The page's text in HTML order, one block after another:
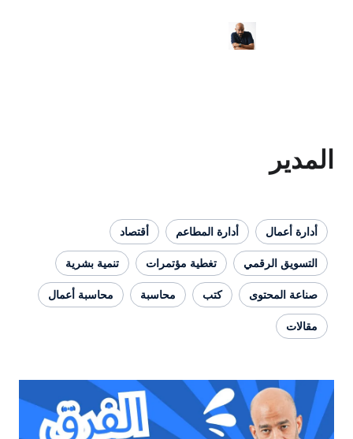
أدارة المطاعم أقتصاد
تغطية مؤتمرات تنمية بشرية
كتب محاسبة محاسبة أعمال